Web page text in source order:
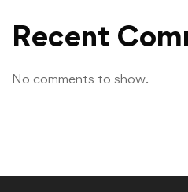
Recent
No comments to show.